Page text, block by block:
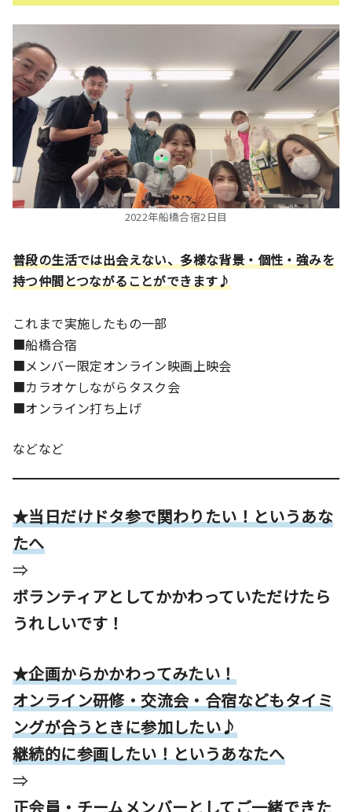
2022年船橋合宿2日目
普段の生活では出会えない、多様な背景・個性・強みを
持つ仲間とつながることができます♪
これまで実施したもの一部
■船橋合宿
■メンバー限定オンライン映画上映会
■カラオケしながらタスク会
■オンライン打ち上げ
などなど
★当日だけドタ参で関わりたい！というあな
たへ
⇒
ボランティアとしてかかわっていただけたら
うれしいです！
★企画からかかわってみたい！
オンライン研修・交流会・合宿などもタイミ
ングが合うときに参加したい♪
継続的に参画したい！というあなたへ
⇒
正会員・チームメンバーとしてご一緒できた